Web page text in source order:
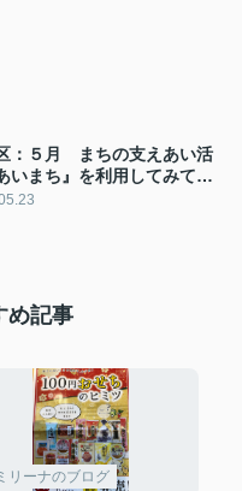
：５月 まちの支えあい活
いまち』を利用してみては
ですか？
め記事
リーナのブログ